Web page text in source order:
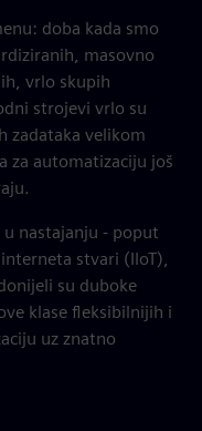
doba kada smo
masovno
vrlo skupih
strojevi vrlo su
zadataka velikom
za automatizaciju još
nastajanju - poput
stvari (IIoT),
su duboke
klase fleksibilnijih i
uz znatno